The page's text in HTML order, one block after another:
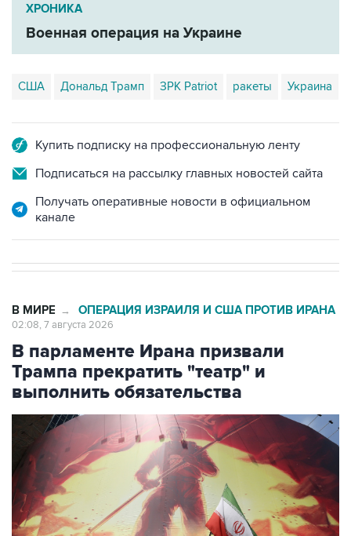
ХРОНИКА
Военная операция на Украине
США Дональд Трамп ЗРК Patriot ракеты Украина
Купить подписку на профессиональную ленту
Подписаться на рассылку главных новостей сайта
Получать оперативные новости в официальном
канале
В МИРЕ → ОПЕРАЦИЯ ИЗРАИЛЯ И США ПРОТИВ ИРАНА
02:08, 7 августа 2026
В парламенте Ирана призвали
Трампа прекратить "театр" и
выполнить обязательства